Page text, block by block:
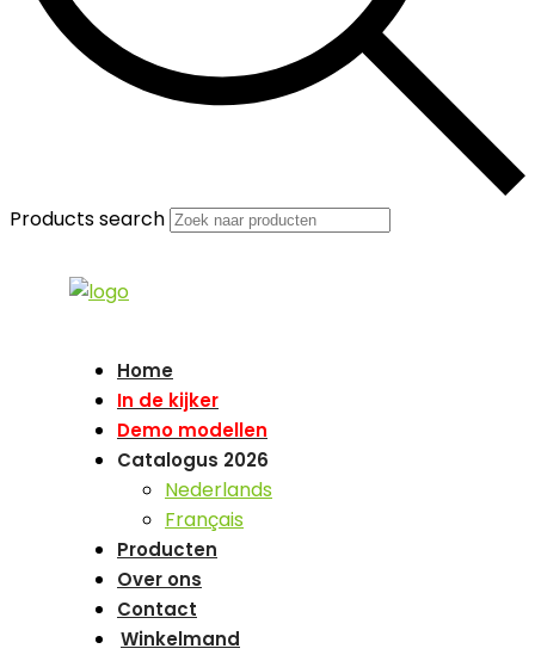
Products search
Home
In de kijker
Demo modellen
Catalogus 2026
Nederlands
Français
Producten
Over ons
Contact
Winkelmand